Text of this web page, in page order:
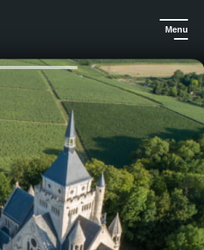
Menu
Dormans Memorial 1914-1918 - Privérondleiding